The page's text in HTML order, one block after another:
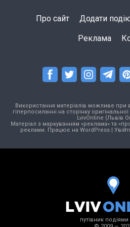
Про сайт Додати
Реклама
Використання матеріалів можливе при
гіперпосиланні на сторінку
LvivOnline (Львів
Матеріал з маркуванням «реклама» та
реклами. Працює на WordPress|
путівник подіями